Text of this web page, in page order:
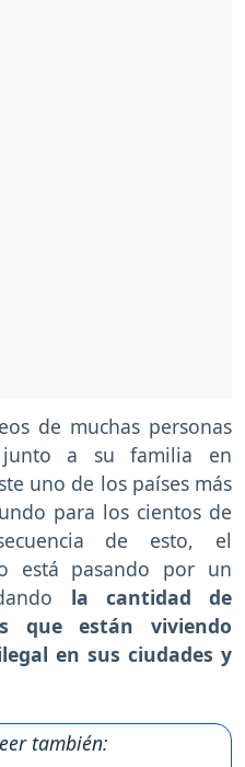
de muchas personas
junto a su familia en
uno de los países más
para los cientos de
de esto, el
está pasando por un
la cantidad de
que están viviendo
en sus ciudades y
también: